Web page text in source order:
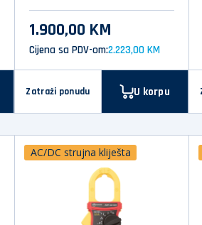
1.900,00 KM
Cijena sa PDV-om:2.223,00 KM
Zatraži ponudu U korpu
AC/DC strujna kliješta